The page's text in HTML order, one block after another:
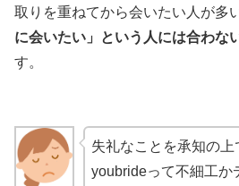
取りを重ねてから会いたい人が多
に会いたい」という人には合わな
す。
失礼なことを承知の上
youbrideって不細工か